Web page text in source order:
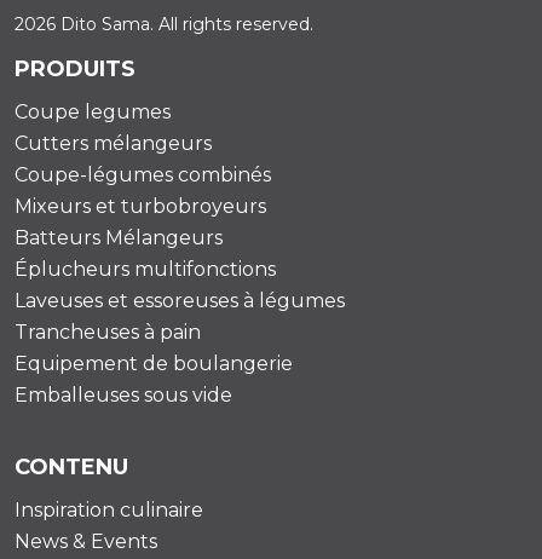
2026 Dito Sama. All rights reserved.
PRODUITS
Coupe legumes
Cutters mélangeurs
Coupe-légumes combinés
Mixeurs et turbobroyeurs
Batteurs Mélangeurs
Éplucheurs multifonctions
Laveuses et essoreuses à légumes
Trancheuses à pain
Equipement de boulangerie
Emballeuses sous vide
CONTENU
Inspiration culinaire
News & Events